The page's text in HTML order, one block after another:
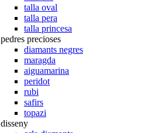
talla oval
talla pera
talla princesa
pedres precioses
diamants negres
maragda
aiguamarina
peridot
rubi
safirs
topazi
disseny